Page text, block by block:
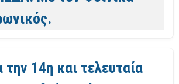
14η και τελευταία